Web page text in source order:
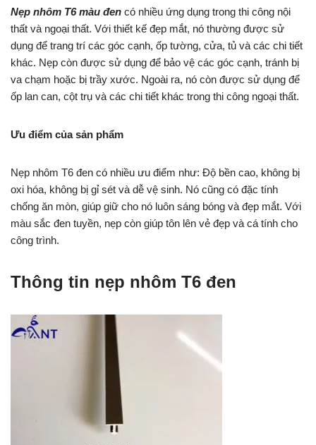
Nẹp nhôm T6 màu đen có nhiều ứng dụng trong thi công nội
thất và ngoại thất. Với thiết kế đẹp mắt, nó thường được sử
dụng để trang trí các góc cạnh, ốp tường, cửa, tủ và các chi tiết
khác. Nẹp còn được sử dụng để bảo vệ các góc cạnh, tránh bị
va chạm hoặc bị trầy xước. Ngoài ra, nó còn được sử dụng để
ốp lan can, cột trụ và các chi tiết khác trong thi công ngoại thất.
Ưu điểm của sản phẩm
Nẹp nhôm T6 đen có nhiều ưu điểm như: Độ bền cao, không bị
oxi hóa, không bị gỉ sét và dễ vệ sinh. Nó cũng có đặc tính
chống ăn mòn, giúp giữ cho nó luôn sáng bóng và đẹp mắt. Với
màu sắc đen tuyền, nẹp còn giúp tôn lên vẻ đẹp và cá tính cho
công trình.
Thông tin nẹp nhôm T6 đen